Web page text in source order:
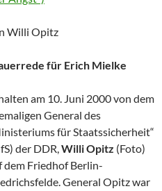
Willi Opitz
für Erich Mielke
am 10. Juni 2000 von dem
General des
für Staatssicherheit“
der DDR,Willi Opitz (Foto)
dem Friedhof Berlin-
General Opitz war